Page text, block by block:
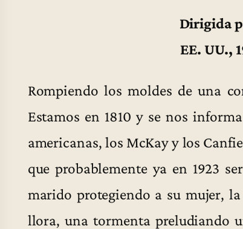
Dirigida
EE. UU.,
Rompiendo los moldes de una
Estamos en 1810 y se nos
americanas, los McKay y los
que probablemente ya en 1923
marido protegiendo a su mujer,
llora, una tormenta preludiando